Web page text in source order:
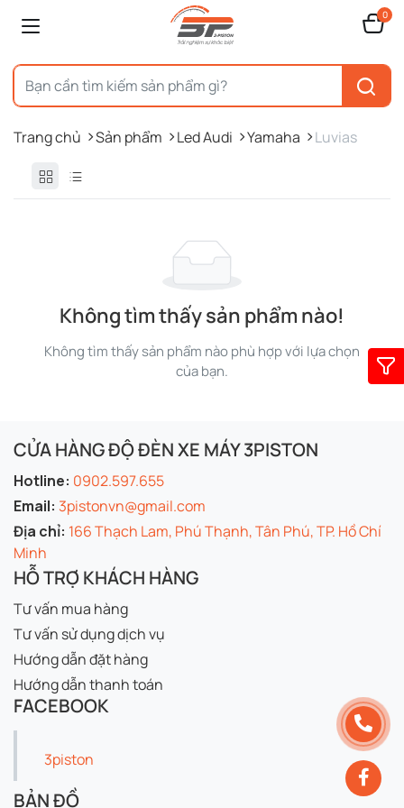
0
Trang chủ Sản phẩm Led Audi Yamaha Luvias
Không tìm thấy sản phẩm nào!
Không tìm thấy sản phẩm nào phù hợp với lựa chọn
của bạn.
CỬA HÀNG ĐỘ ĐÈN XE MÁY 3PISTON
Hotline: 0902.597.655
Email: 3pistonvn@gmail.com
Địa chỉ: 166 Thạch Lam, Phú Thạnh, Tân Phú, TP. Hồ Chí
Minh
HỖ TRỢ KHÁCH HÀNG
Tư vấn mua hàng
Tư vấn sử dụng dịch vụ
Hướng dẫn đặt hàng
Hướng dẫn thanh toán
FACEBOOK
3piston
BẢN ĐỒ